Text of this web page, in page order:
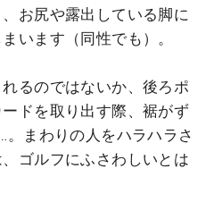
お尻や露出している脚に
います（同性でも）。
るのではないか、後ろポ
ドを取り出す際、裾がず
まわりの人をハラハラさ
ゴルフにふさわしいとは